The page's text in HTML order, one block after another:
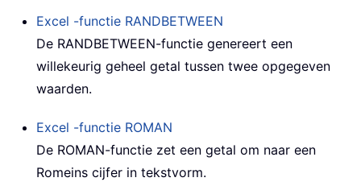
Excel -functie RANDBETWEEN
De RANDBETWEEN-functie genereert een
willekeurig geheel getal tussen twee opgegeven
waarden.
Excel -functie ROMAN
De ROMAN-functie zet een getal om naar een
Romeins cijfer in tekstvorm.